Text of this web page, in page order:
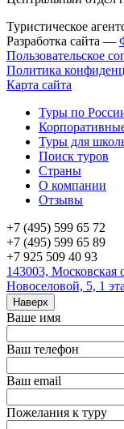
Туристическое
Разработка сайта —
Пользовательское
Политика
Карта сайта
Туры по
Туры для
Поиск туров
Страны
О компании
Отзывы
+7 (495) 599 65 72
+7 (495) 599 65 89
+7 925 509 40 93
143003, Московская
Новоселовой, 5, 1
Наверх
Ваше имя
Ваш телефон
Ваш email
Пожелания к туру